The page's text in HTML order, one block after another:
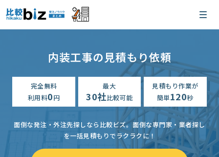
内装工事の見積もり依頼
完全無料
利用料0円
最大
30社比較可能
見積もり作業が
簡単120秒
面倒な発注・外注先探しなら比較ビズ。 面倒な専門家・業者探し
を一括見積もりでラクラクに！